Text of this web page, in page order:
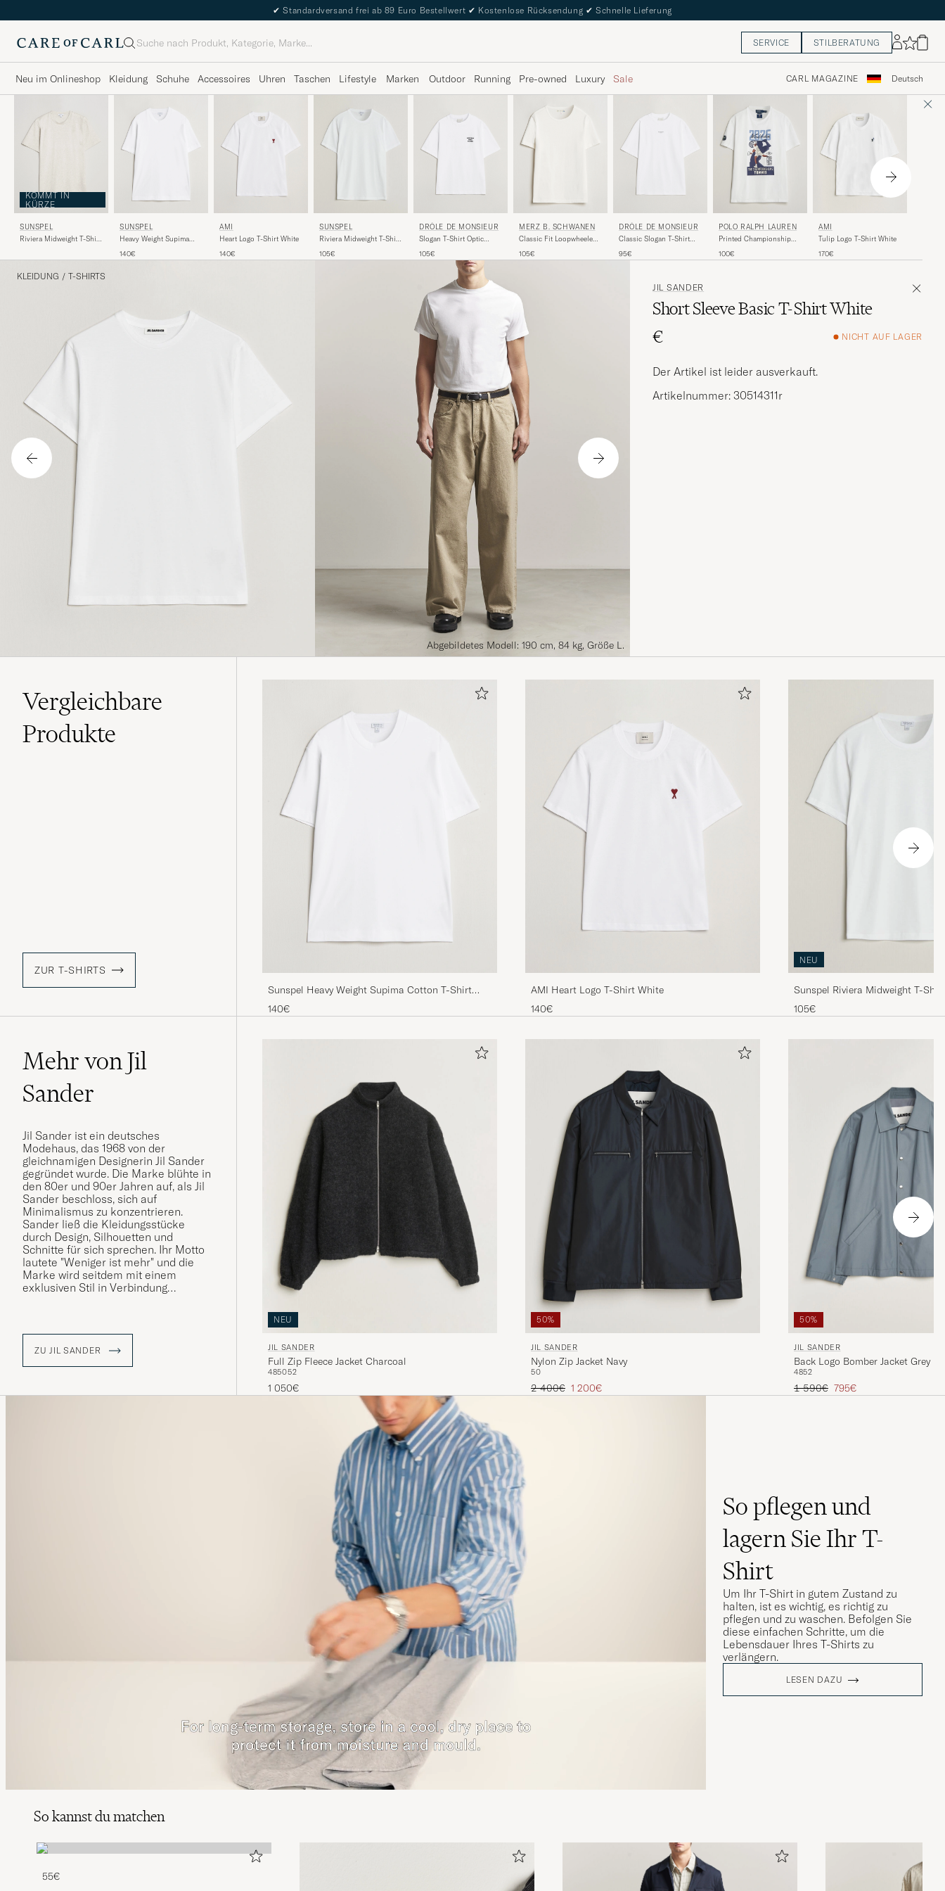
✔ Standardversand frei ab 89 Euro Bestellwert ✔ Kostenlose Rücksendung ✔ Schnelle Lieferung
Suche SERVICE STILBERATUNG
Neu im Onlineshop Kleidung Schuhe Accessoires Uhren Taschen Lifestyle Marken Outdoor Running Pre-owned Luxury Sale CARL MAGAZINE Deutsch
KOMMT IN
KÜRZE
SUNSPEL
Riviera Midweight T-Shirt
SUNSPEL
Heavy Weight Supima
140€
AMI
Heart Logo T-Shirt White
140€
SUNSPEL
Riviera Midweight T-Shirt
105€
DRÔLE DE MONSIEUR
Slogan T-Shirt Optic
105€
MERZ B. SCHWANEN
Classic Fit Loopwheeled
105€
DRÔLE DE MONSIEUR
Classic Slogan T-Shirt
95€
POLO RALPH LAUREN
Printed Championship
100€
AMI
Tulip Logo T-Shirt White
170€
KLEIDUNG / T-SHIRTS
Abgebildetes Modell: 190 cm, 84 kg, Größe L.
JIL SANDER
Short Sleeve Basic T-Shirt White
€
NICHT AUF LAGER
Der Artikel ist leider ausverkauft.
Artikelnummer: 30514311r
Vergleichbare
Produkte
ZUR T-SHIRTS
Sunspel Heavy Weight Supima Cotton T-Shirt
White
140€
AMI Heart Logo T-Shirt White
140€
NEU
Sunspel Riviera Midweight T-
105€
Mehr von Jil
Sander
Jil Sander ist ein deutsches
Modehaus, das 1968 von der
gleichnamigen Designerin Jil Sander
gegründet wurde. Die Marke blühte in
den 80er und 90er Jahren auf, als Jil
Sander beschloss, sich auf
Minimalismus zu konzentrieren.
Sander ließ die Kleidungsstücke
durch Design, Silhouetten und
Schnitte für sich sprechen. Ihr Motto
lautete "Weniger ist mehr" und die
Marke wird seitdem mit einem
exklusiven Stil in Verbindung
Luke Meier die Kreativdirektion des
Unternehmens. Das Design-Duo setzt
auf innovative und aufregende
ZU JIL SANDER
NEU
JIL SANDER
Full Zip Fleece Jacket Charcoal
485052
1 050€
50%
JIL SANDER
Nylon Zip Jacket Navy
50
Regulärer Preis
2 400€ Reduzierter Preis
1 200€
50%
JIL SANDER
Back Logo Bomber Jacket Grey
4852
Regulärer Preis
1 590€ Reduzierter Preis
795€
So pflegen und
lagern Sie Ihr T-
Shirt
Um Ihr T-Shirt in gutem Zustand zu
halten, ist es wichtig, es richtig zu
pflegen und zu waschen. Befolgen Sie
diese einfachen Schritte, um die
Lebensdauer Ihres T-Shirts zu
verlängern.
LESEN DAZU
So kannst du matchen
55€